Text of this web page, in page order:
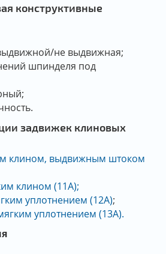
конструктивные
не выдвижная;
шпинделя под
задвижек клиновых
клином, выдвижным штоком
клином (11А);
уплотнением (12А);
уплотнением (13А).